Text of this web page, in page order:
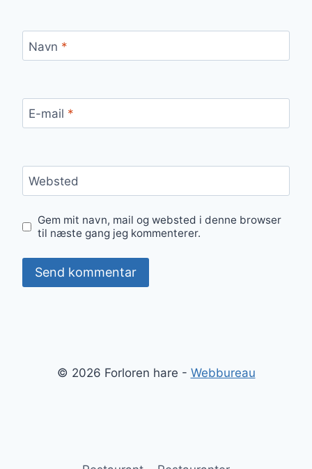
Navn *
E-mail *
Websted
Gem mit navn, mail og websted i denne browser
til næste gang jeg kommenterer.
© 2026 Forloren hare - Webbureau